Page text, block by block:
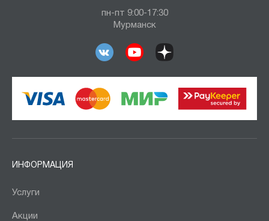
ППМО
ППН
ППОО
пн-пт 9:00-17:30
Мурманск
ИНФОРМАЦИЯ
Услуги
Акции